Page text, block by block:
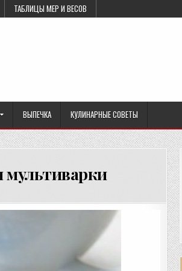
ТАБЛИЦЫ МЕР И ВЕСОВ
ВЫПЕЧКА КУЛИНАРНЫЕ СОВЕТЫ
мультиварки